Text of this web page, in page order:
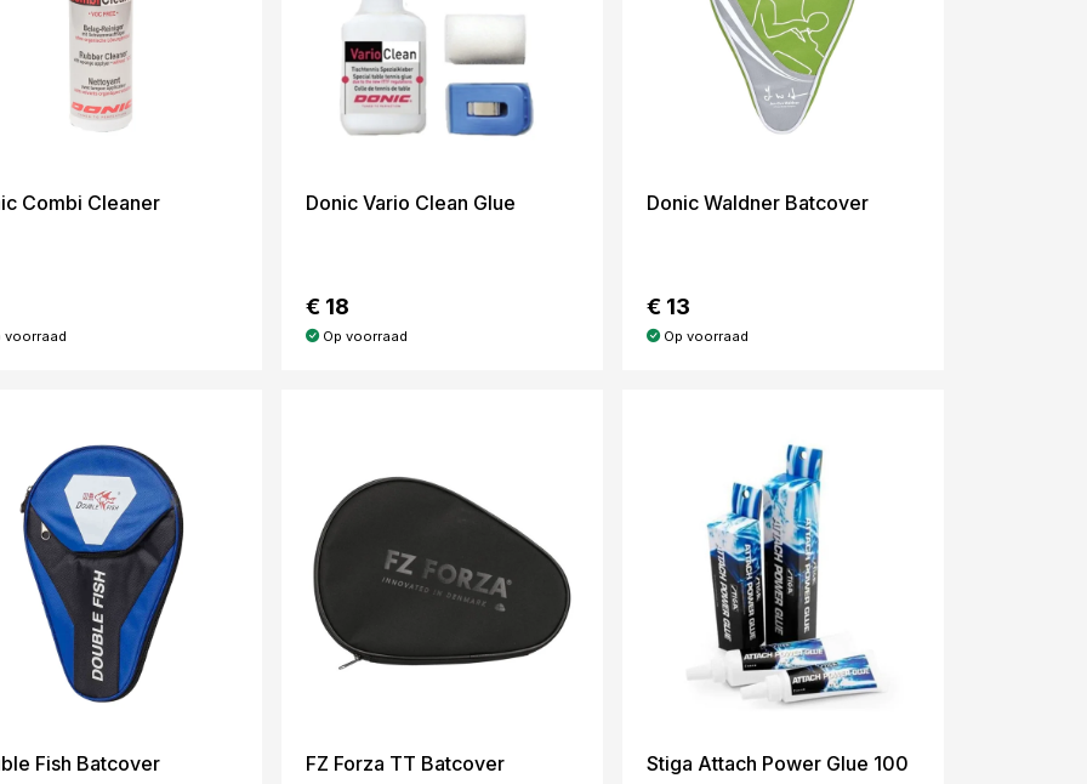
Combi Cleaner
voorraad
Donic Vario Clean Glue
€ 18
Op voorraad
Donic Waldner Batcover
€ 13
Op voorraad
Fish Batcover
FZ Forza TT Batcover
Stiga Attach Power Glue 100